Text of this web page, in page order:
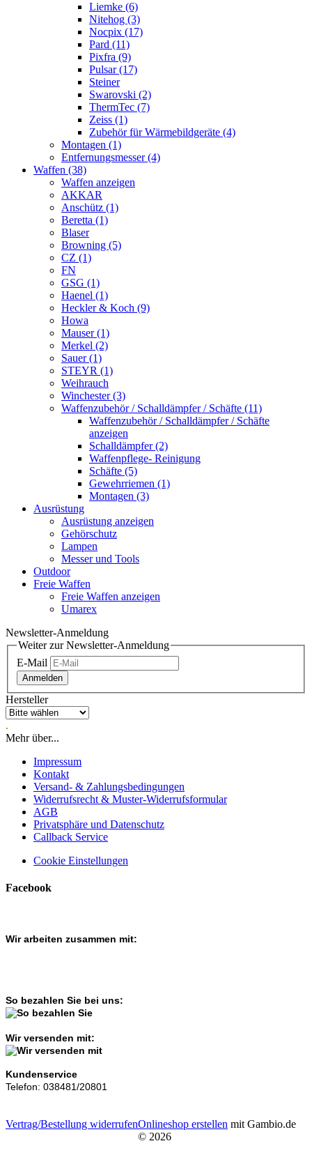
Liemke (6)
Nitehog (3)
Nocpix (17)
Pard (11)
Pixfra (9)
Pulsar (17)
Steiner
Swarovski (2)
ThermTec (7)
Zeiss (1)
Zubehör für Wärmebildgeräte (4)
Montagen (1)
Entfernungsmesser (4)
Waffen (38)
Waffen anzeigen
AKKAR
Anschütz (1)
Beretta (1)
Blaser
Browning (5)
CZ (1)
FN
GSG (1)
Haenel (1)
Heckler & Koch (9)
Howa
Mauser (1)
Merkel (2)
Sauer (1)
STEYR (1)
Weihrauch
Winchester (3)
Waffenzubehör / Schalldämpfer / Schäfte (11)
Waffenzubehör / Schalldämpfer / Schäfte
anzeigen
Schalldämpfer (2)
Waffenpflege- Reinigung
Schäfte (5)
Gewehrriemen (1)
Montagen (3)
Ausrüstung
Ausrüstung anzeigen
Gehörschutz
Lampen
Messer und Tools
Outdoor
Freie Waffen
Freie Waffen anzeigen
Umarex
Newsletter-Anmeldung
Weiter zur Newsletter-Anmeldung
E-Mail
Anmelden
Hersteller
.
Mehr über...
Impressum
Kontakt
Versand- & Zahlungsbedingungen
Widerrufsrecht & Muster-Widerrufsformular
AGB
Privatsphäre und Datenschutz
Callback Service
Cookie Einstellungen
Facebook
Wir arbeiten zusammen mit:
So bezahlen Sie bei uns:
Wir versenden mit:
Kundenservice
Telefon: 038481/20801
Vertrag/Bestellung widerrufenOnlineshop erstellen mit Gambio.de
© 2026